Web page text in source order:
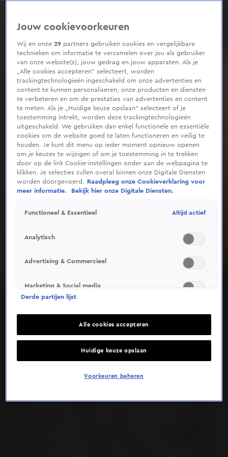
0
seconds
Deze video is niet beschikbaar op je huidige locatie
Jouw cookievoorkeuren
Wij en onze29 partners gebruiken cookies en vergelijkbare
technieken om informatie te verzamelen over jou als gebruiker
van onze website(s), jouw gedrag en jouw apparaten. Als je
„Alle cookies accepteren” selecteert, worden
trackingtechnologieën ingeschakeld om onze advertenties en
content te kunnen personaliseren, onze producten en diensten
te verbeteren en om de prestaties van advertenties en content
te meten. Als je „Huidige keuze opslaan” selecteert of je
toestemming intrekt, worden deze trackingtechnologieën
uitgeschakeld. We gebruiken dan enkel functionele en essentiële
cookies om de website goed te laten functioneren en veilig te
houden. Je kunt dit menu op ieder moment opnieuw openen
om je keuzes te wijzigen of om je toestemming in te trekken
door op de link Cookie-instellingen onder aan de webpagina te
klikken. Je selecties zullen overal binnen onze Digitale Diensten
worden doorgevoerd.
Raadpleeg onze Cookieverklaring voor
meer informatie.
Bekijk hier onze Digitale Diensten.
Functioneel & Essentieel Altijd actief
Analytisch
Advertising & Commercieel
Marketing & Social media
Derde partijen lijst
Alle cookies accepteren
Huidige keuze opslaan
Voorkeuren beheren